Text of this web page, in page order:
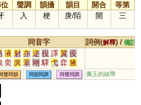
聲調 韻攝 韻目 開合
等第
入 梗 庚/陌 開 三
同音字 詞例(解釋) / 備註
液 射 亦 逆 役 譯 翼 疫
奕 廙 睪 翊 驛 弋 弈 腋
掖 翌 熤 薿 嶧 杙 蜴 鶂
懌 鷁 屰 芅 圛 垼 黓 燚
同聲同韻 同韻同調 同聲同調 佩玉的絲帶